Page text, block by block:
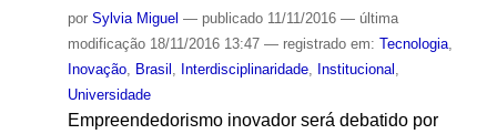
por Sylvia Miguel — publicado11/11/2016 — última
modificação18/11/2016 13:47 — registrado em: Tecnologia,
Inovação, Brasil Interdisciplinaridade, Institucional
Universidade
Empreendedorismo inovador será debatido por